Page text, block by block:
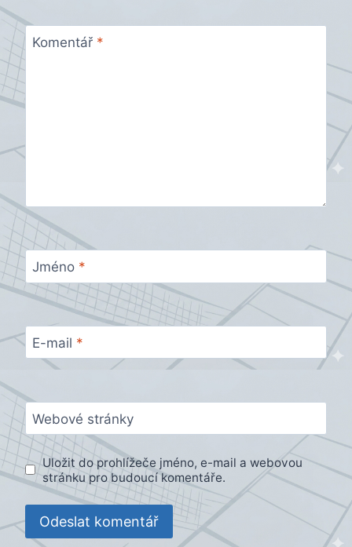
Komentář *
Jméno *
E-mail *
Webové stránky
Uložit do prohlížeče jméno, e-mail a webovou
stránku pro budoucí komentáře.